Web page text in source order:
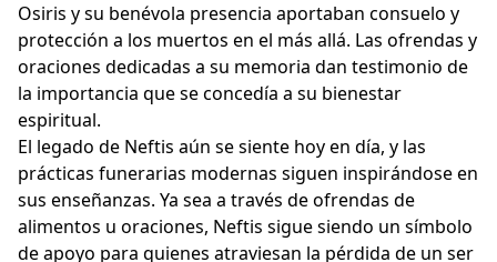
Osiris y su benévola presencia aportaban consuelo y
protección a los muertos en el más allá. Las ofrendas y
oraciones dedicadas a su memoria dan testimonio de
la importancia que se concedía a su bienestar
espiritual.
El legado de Neftis aún se siente hoy en día, y las
prácticas funerarias modernas siguen inspirándose en
sus enseñanzas. Ya sea a través de ofrendas de
alimentos u oraciones, Neftis sigue siendo un símbolo
de apoyo para quienes atraviesan la pérdida de un ser